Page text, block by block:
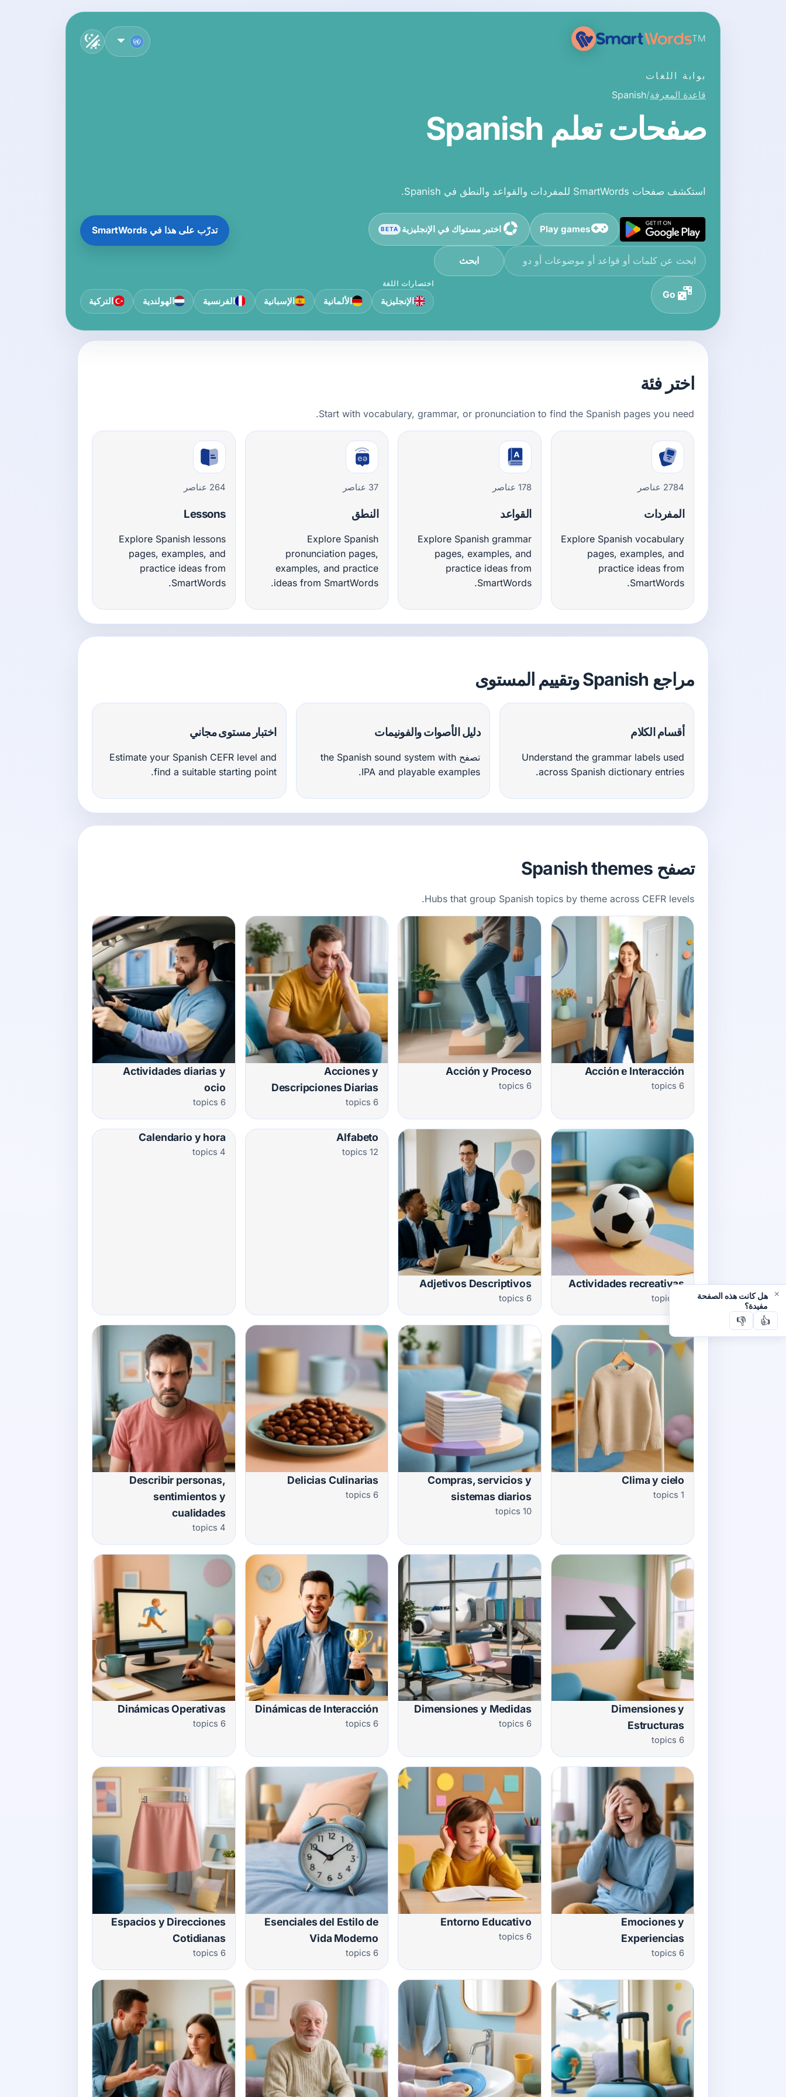
TM
العربية
بوابة اللغات
قاعدة المعرفة Spanish
صفحات تعلم Spanish
استكشف صفحات SmartWords للمفردات والقواعد والنطق في Spanish.
Play games اختبر مستواك في الإنجليزية BETA تدرّب على هذا في SmartWords
ابحث في قاعدة المعرفة
ابحث
Go
اختصارات اللغة
الإنجليزية الألمانية الإسبانية الفرنسية الهولندية التركية
اختر فئة
Start with vocabulary, grammar, or pronunciation to find the Spanish pages you need.
2784 عناصر
المفردات
Explore Spanish vocabulary
pages, examples, and
practice ideas from
SmartWords.
178 عناصر
القواعد
Explore Spanish grammar
pages, examples, and
practice ideas from
SmartWords.
37 عناصر
النطق
Explore Spanish
pronunciation pages,
examples, and practice
ideas from SmartWords.
264 عناصر
Lessons
Explore Spanish lessons
pages, examples, and
practice ideas from
SmartWords.
مراجع Spanish وتقييم المستوى
أقسام الكلام
Understand the grammar labels used
across Spanish dictionary entries.
دليل الأصوات والفونيمات
تصفح the Spanish sound system with
IPA and playable examples.
اختبار مستوى مجاني
Estimate your Spanish CEFR level and
find a suitable starting point.
تصفح Spanish themes
Hubs that group Spanish topics by theme across CEFR levels.
Acción e Interacción
6 topics
Acción y Proceso
6 topics
Acciones y
Descripciones Diarias
6 topics
Actividades diarias y
ocio
6 topics
Actividades recreativas
Adjetivos Descriptivos
6 topics
Alfabeto
12 topics
Calendario y hora
4 topics
Clima y cielo
1 topics
Compras, servicios y
sistemas diarios
10 topics
Delicias Culinarias
6 topics
Describir personas,
sentimientos y
cualidades
4 topics
Dimensiones y
Estructuras
6 topics
Dimensiones y Medidas
6 topics
Dinámicas de Interacción
6 topics
Dinámicas Operativas
6 topics
Emociones y
Experiencias
6 topics
Entorno Educativo
6 topics
Esenciales del Estilo de
Vida Moderno
6 topics
Espacios y Direcciones
Cotidianas
6 topics
×
هل كانت هذه الصفحة
مفيدة؟
👍
👎